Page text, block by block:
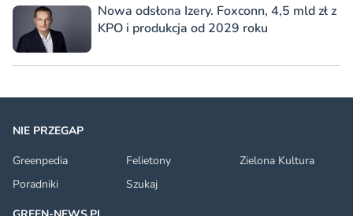
Nowa odsłona Izery. Foxconn, 4,5 mld zł z
KPO i produkcja od 2029 roku
NIE PRZEGAP
Greenpedia
Felietony
Zielona Kultura
Poradniki
Szukaj